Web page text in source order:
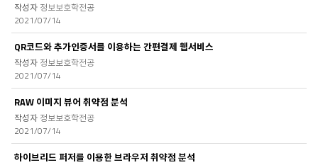
정보보호학전공
2021/07/14
QR코드와 추가인증서를 이용하는 간편결제 웹서비스
정보보호학전공
2021/07/14
RAW 이미지 뷰어 취약점 분석
정보보호학전공
2021/07/14
하이브리드 퍼저를 이용한 브라우저 취약점 분석